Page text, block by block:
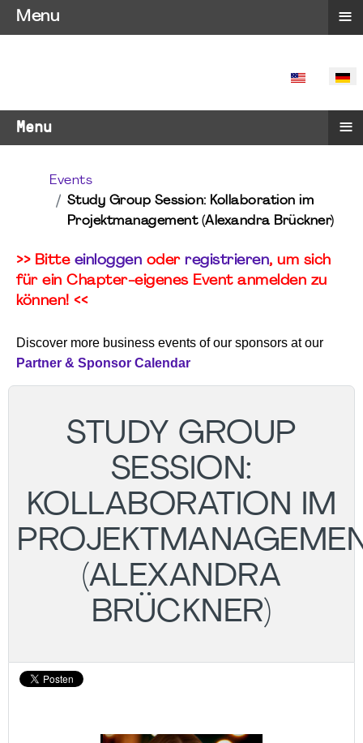
SPRACHE
Menu ≡
Events
Study Group Session: Kollaboration im
Projektmanagement (Alexandra Brückner)
>> Bitte einloggen oder registrieren, um sich
für ein Chapter-eigenes Event anmelden zu
können! <<
Discover more business events of our sponsors at our
Partner & Sponsor Calendar
STUDY GROUP
SESSION:
KOLLABORATION IM
(ALEXANDRA
BRÜCKNER)
Menu ≡